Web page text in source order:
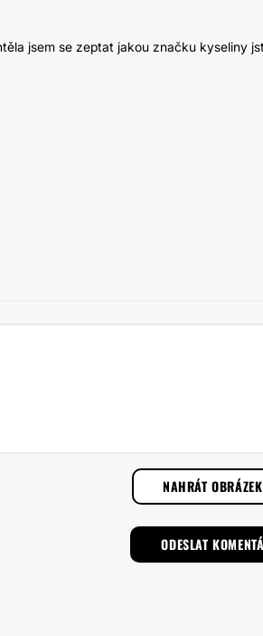
jsem se zeptat jakou značku kyseliny
NAHRÁT OBRÁZEK